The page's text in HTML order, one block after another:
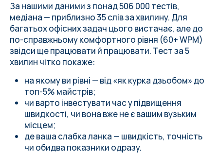
За нашими даними з понад 506 000 тестів,
медіана — приблизно 35 слів за хвилину. Для
багатьох офісних задач цього вистачає, але до
по-справжньому комфортного рівня (60+ WPM)
звідси ще працювати й працювати. Тест за 5
хвилин чітко покаже:
на якому ви рівні — від «як курка дзьобом» до
топ-5% майстрів;
чи варто інвестувати час у підвищення
швидкості, чи вона вже не є вашим вузьким
місцем;
де ваша слабка ланка — швидкість, точність
чи обидва показники одразу.